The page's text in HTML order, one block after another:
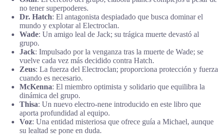
no tener superpoderes.
Dr. Hatch: El antagonista despiadado que busca dominar el
mundo y explotar al Electroclan.
Wade: Un amigo leal de Jack; su trágica muerte devastó al
grupo.
Jack: Impulsado por la venganza tras la muerte de Wade; se
vuelve cada vez más decidido contra Hatch.
Zeus: La fuerza del Electroclan; proporciona protección y fuerza
cuando es necesario.
McKenna: El miembro optimista y solidario que equilibra la
dinámica del grupo.
Thisa: Un nuevo electro-nene introducido en este libro que
aporta profundidad al equipo.
Voz: Una entidad misteriosa que ofrece guía a Michael, aunque
su lealtad se pone en duda.